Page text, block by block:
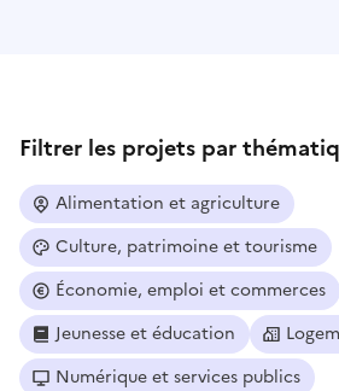
Filtrer les projets par
Alimentation et agriculture
Culture, patrimoine et tourisme
Économie, emploi et commerces
Jeunesse et éducation
Numérique et services publics